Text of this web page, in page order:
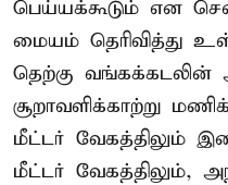
பெய்யக்கூடும் என
மையம் தெரிவித்து
தெற்கு வங்கக்கடலின்
சூறாவளிக்காற்று
மீட்டர் வேகத்திலும்
மீட்டர் வேகத்திலும்,